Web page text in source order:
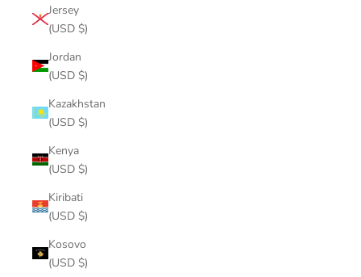
Jersey
(USD $)
Jordan
(USD $)
Kazakhstan
(USD $)
Kenya
(USD $)
Kiribati
(USD $)
Kosovo
(USD $)